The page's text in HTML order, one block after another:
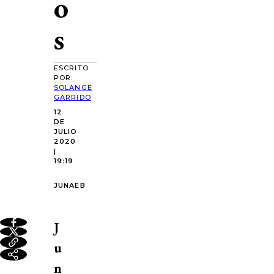
s
ESCRITO
POR:
SOLANGE
GARRIDO
12
DE
JULIO
2020
|
19:19
JUNAEB
J
u
n